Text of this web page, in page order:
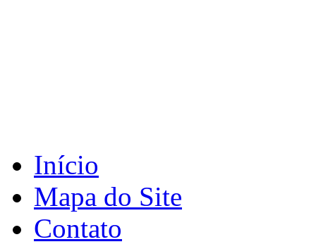
Início
Mapa do Site
Contato